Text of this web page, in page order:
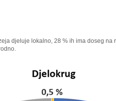
djeluje lokalno, 28 % ih ima doseg na